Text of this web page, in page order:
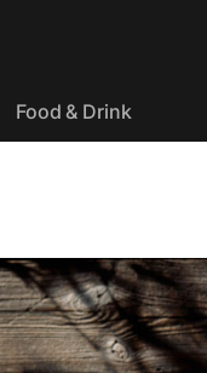
Food & Drink